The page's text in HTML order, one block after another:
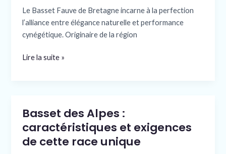
Le Basset Fauve de Bretagne incarne à la perfection
l’alliance entre élégance naturelle et performance
cynégétique. Originaire de la région
un
chien
de
à
Lire la suite »
Basset des Alpes :
caractéristiques et exigences
de cette race unique
Basset
des
Alpes